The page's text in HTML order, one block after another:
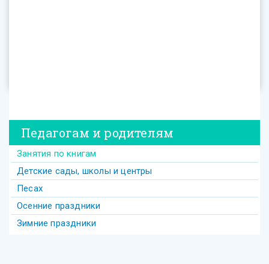
Педагогам и родителям
Занятия по книгам
Детские сады, школы и центры
Песах
Осенние праздники
Зимние праздники